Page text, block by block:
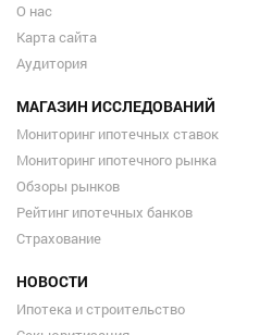
О нас
Карта сайта
Аудитория
МАГАЗИН ИССЛЕДОВАНИЙ
Мониторинг ипотечных ставок
Мониторинг ипотечного рынка
Обзоры рынков
Рейтинг ипотечных банков
Страхование
НОВОСТИ
Ипотека и строительство